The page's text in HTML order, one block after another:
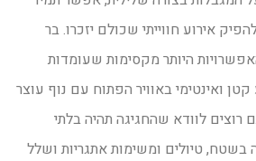
אירוע חווייתי שכולם יזכרו. בר
היותר מקסימות שעומדות
ואינטימי באוויר הפתוח עם נוף עוצר
לוודא שהחגיגה תהיה בלתי
בשטח, טיולים ומשימות אתגריות ושלל